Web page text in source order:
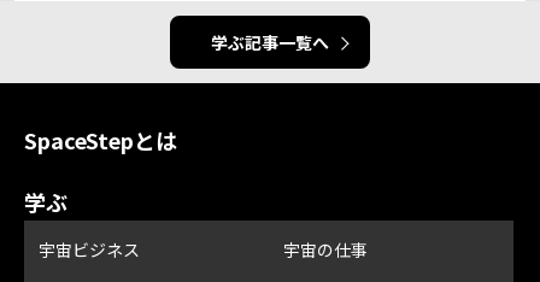
学ぶ記事一覧へ
SpaceStepとは
学ぶ
宇宙ビジネス 宇宙の仕事